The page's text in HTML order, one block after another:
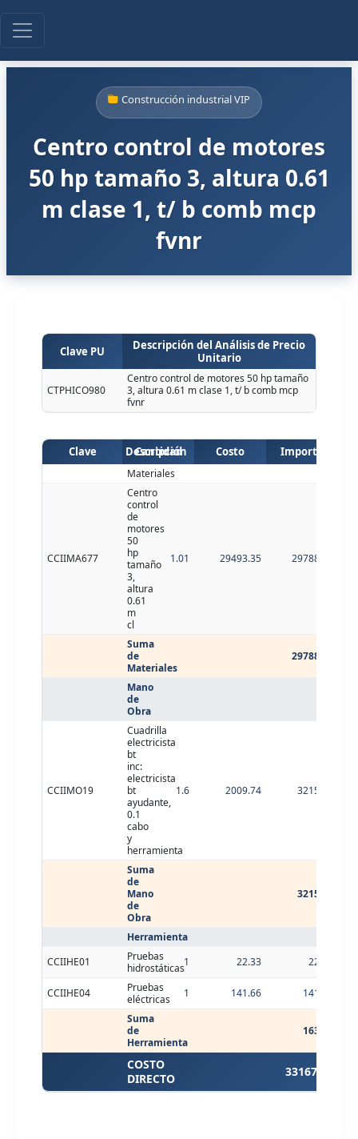
Construcción industrial VIP
Centro control de motores
50 hp tamaño 3, altura 0.61
m clase 1, t/ b comb mcp
fvnr
Clave PU
Descripción del Análisis de Precio
Unitario
CTPHICO980
Centro control de motores 50 hp tamaño
3, altura 0.61 m clase 1, t/ b comb mcp
fvnr
Clave Descripción
Cantidad Costo Importe
Materiales
CCIIMA677
Centro
control
de
motores
50
hp
tamaño
3,
altura
0.61
m
cl
1.01 29493.35 29788.28
Suma
de
Materiales
29788.28
Mano
de
Obra
CCIIMO19
Cuadrilla
electricista
bt
inc:
electricista
bt
ayudante,
0.1
cabo
y
herramienta
1.6 2009.74 3215.58
Suma
de
Mano
de
Obra
3215.58
Herramienta
CCIIHE01
Pruebas
hidrostáticas1 22.33 22.33
CCIIHE04
Pruebas
eléctricas
1 141.66
141.66
Suma
de
Herramienta
163.99
COSTO
DIRECTO
33167.85